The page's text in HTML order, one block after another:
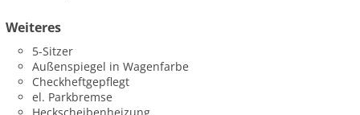
Weiteres
5-Sitzer
Außenspiegel in Wagenfarbe
Checkheftgepflegt
el. Parkbremse